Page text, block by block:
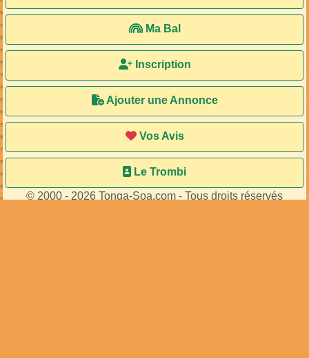
Ma Bal
Inscription
Ajouter une Annonce
Vos Avis
Le Trombi
© 2000 - 2026 Tonga-Soa.com - Tous droits réservés